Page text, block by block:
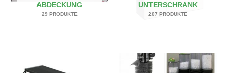
ABDECKUNG
29 PRODUKTE
UNTERSCHRANK
207 PRODUKTE